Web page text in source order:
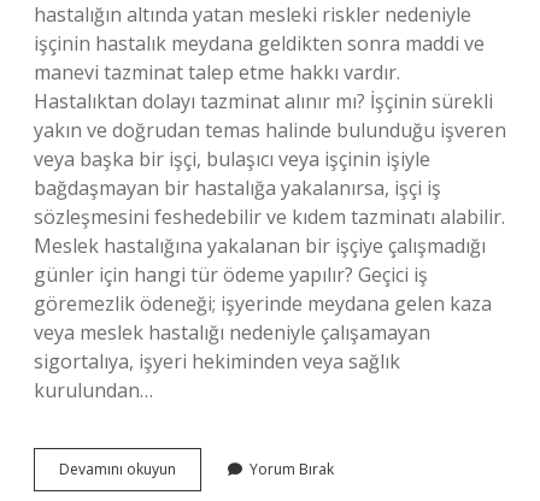
hastalığın altında yatan mesleki riskler nedeniyle
işçinin hastalık meydana geldikten sonra maddi ve
manevi tazminat talep etme hakkı vardır.
Hastalıktan dolayı tazminat alınır mı? İşçinin sürekli
yakın ve doğrudan temas halinde bulunduğu işveren
veya başka bir işçi, bulaşıcı veya işçinin işiyle
bağdaşmayan bir hastalığa yakalanırsa, işçi iş
sözleşmesini feshedebilir ve kıdem tazminatı alabilir.
Meslek hastalığına yakalanan bir işçiye çalışmadığı
günler için hangi tür ödeme yapılır? Geçici iş
göremezlik ödeneği; işyerinde meydana gelen kaza
veya meslek hastalığı nedeniyle çalışamayan
sigortalıya, işyeri hekiminden veya sağlık
kurulundan…
Devamını okuyun
Hastalığına
Yorum Bırak